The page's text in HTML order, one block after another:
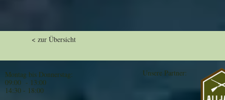
< zur Übersicht
Montag bis Donnerstag:
09:00 - 13:00
14:30 - 18:00
Unsere Partner: